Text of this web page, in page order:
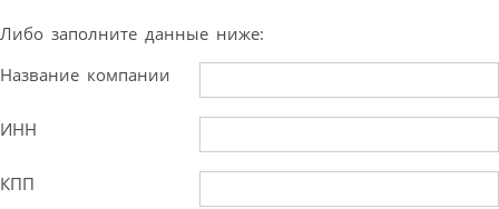
Либо заполните данные ниже:
Название компании
ИНН
КПП